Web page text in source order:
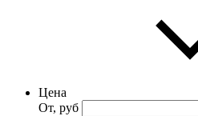
Цена
От, руб